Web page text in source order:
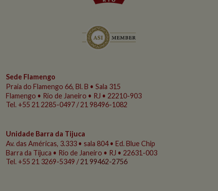
Sede Flamengo
Praia do Flamengo 66, Bl. B • Sala 315
Flamengo • Rio de Janeiro • RJ • 22210-903
Tel. +55 21 2285-0497 / 21 98496-1082
Unidade Barra da Tijuca
Av. das Américas, 3.333 • sala 804 • Ed. Blue Chip
Barra da Tijuca • Rio de Janeiro • RJ • 22631-003
Tel. +55 21 3269-5349 /21 99462-2756